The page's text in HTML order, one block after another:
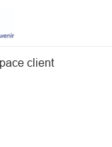
client